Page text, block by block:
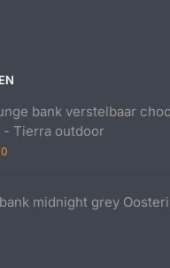
bank verstelbaar
- Tierra outdoor
€1.700,10.
midnight grey